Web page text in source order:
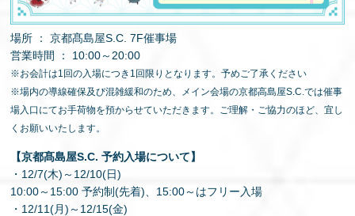
場所 ： 京都髙島屋S.C. 7F催事場
営業時間 ： 10:00～20:00
※お会計は1回の入場につき1回限りとなります。予めご了承ください
※場内の導線確保及び混雑緩和のため、メイン会場の京都高島屋S.C.では催事
場入口にてお手荷物を預からせていただきます。ご理解・ご協力のほど、宜し
くお願いいたします。
【京都髙島屋S.C. 予約入場について】
・12/7(木)～12/10(日)
10:00～15:00 予約制(先着)、15:00～はフリー入場
・12/11(月)～12/15(金)